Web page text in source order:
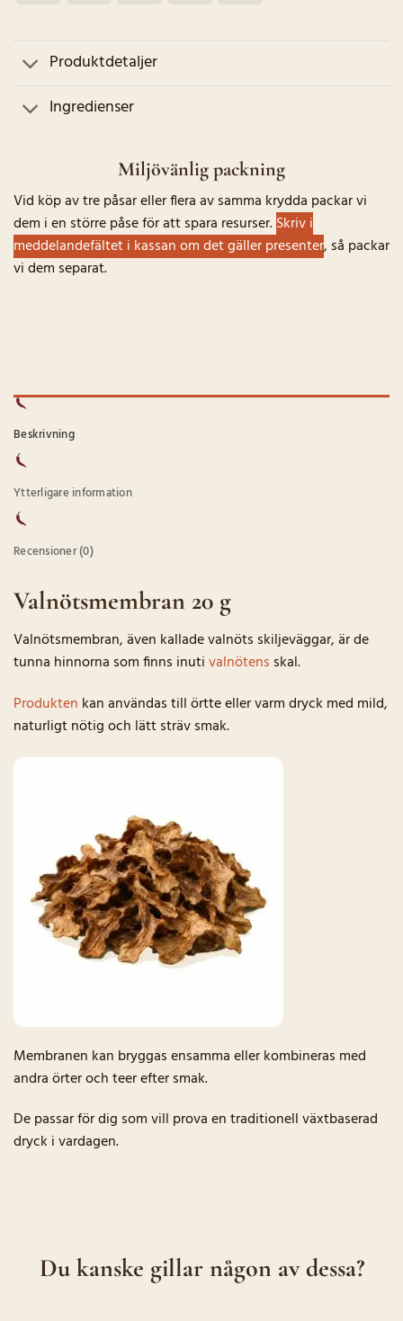
Produktdetaljer
Ingredienser
Miljövänlig packning
Vid köp av tre påsar eller flera av samma krydda packar vi
dem i en större påse för att spara resurser.Skriv i
meddelandefältet i kassan om det gäller presenter, så packar
vi dem separat.
Beskrivning
Ytterligare information
Recensioner (0)
Valnötsmembran 20 g
Valnötsmembran, även kallade valnöts skiljeväggar, är de
tunna hinnorna som finns inutivalnötens skal.
Produkten kan användas till örtte eller varm dryck med mild,
naturligt nötig och lätt sträv smak.
Membranen kan bryggas ensamma eller kombineras med
andra örter och teer efter smak.
De passar för dig som vill prova en traditionell växtbaserad
dryck i vardagen.
Du kanske gillar någon av dessa?